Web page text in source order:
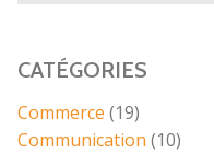
CATÉGORIES
Commerce (19)
Communication (10)